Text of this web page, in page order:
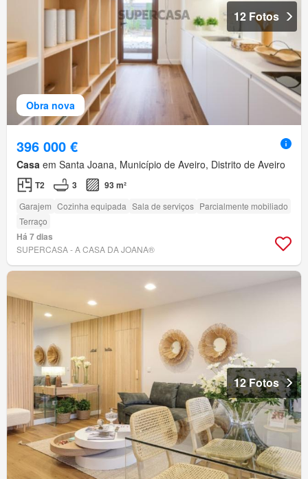
Obra nova
12 Fotos
396 000 €
Casa em Santa Joana, Município de Aveiro, Distrito de Aveiro
T2 3 93 m²
Garajem Cozinha equipada Sala de serviços Parcialmente mobiliado
Terraço
Há 7 dias
SUPERCASA - A CASA DA JOANA®
12 Fotos